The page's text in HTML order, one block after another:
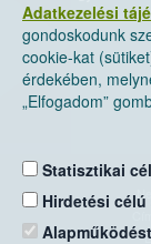
Adatkezelési
gondoskodunk
cookie-kat
érdekében,
„Elfogadom”
Statisztikai
Hirdetési